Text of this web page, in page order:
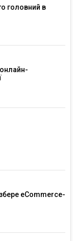
головний в
eCommerce-